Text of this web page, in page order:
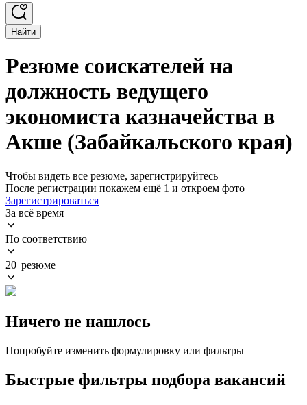
Найти
Резюме соискателей на
должность ведущего
экономиста казначейства в
Акше (Забайкальского края)
Чтобы видеть все резюме, зарегистрируйтесь
После регистрации покажем ещё 1 и откроем фото
Зарегистрироваться
За всё время
По соответствию
20 резюме
Ничего не нашлось
Попробуйте изменить формулировку или фильтры
Быстрые фильтры подбора вакансий